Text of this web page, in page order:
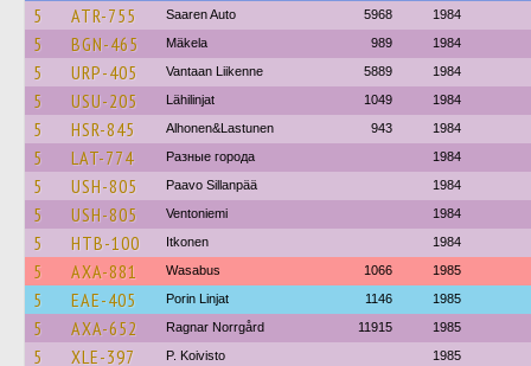
5 ATR-755 Saaren Auto 5968 1984
5 BGN-465 Mäkela 989 1984
5 URP-405 Vantaan Liikenne 5889 1984
5 USU-205 Lähilinjat 1049 1984
5 HSR-845 Alhonen&Lastunen 943 1984
5 LAT-774 Разные города 1984
5 USH-805 Paavo Sillanpää 1984
5 USH-805 Ventoniemi 1984
5 HTB-100 Itkonen 1984
5 AXA-881 Wasabus 1066 1985
5 EAE-405 Porin Linjat 1146 1985
5 AXA-652 Ragnar Norrgård 11915 1985
5 XLE-397 P. Koivisto 1985